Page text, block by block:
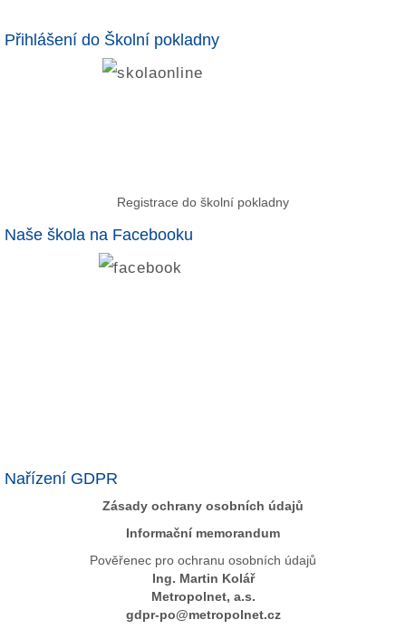
Přihlášení do Školní pokladny
Registrace do školní pokladny
Naše škola na Facebooku
Nařízení GDPR
Zásady ochrany osobních údajů
Informační memorandum
Pověřenec pro ochranu osobních údajů
Ing. Martin Kolář
Metropolnet, a.s.
gdpr-po@metropolnet.cz